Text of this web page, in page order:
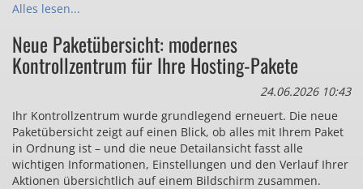
Alles lesen...
Neue Paketübersicht: modernes
Kontrollzentrum für Ihre Hosting-Pakete
24.06.2026 10:43
Ihr Kontrollzentrum wurde grundlegend erneuert. Die neue
Paketübersicht zeigt auf einen Blick, ob alles mit Ihrem Paket
in Ordnung ist – und die neue Detailansicht fasst alle
wichtigen Informationen, Einstellungen und den Verlauf Ihrer
Aktionen übersichtlich auf einem Bildschirm zusammen.